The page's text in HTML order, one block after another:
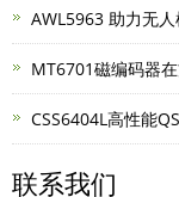
AWL5963 助力无
MT6701磁编码器
CSS6404L高性能
联系我们